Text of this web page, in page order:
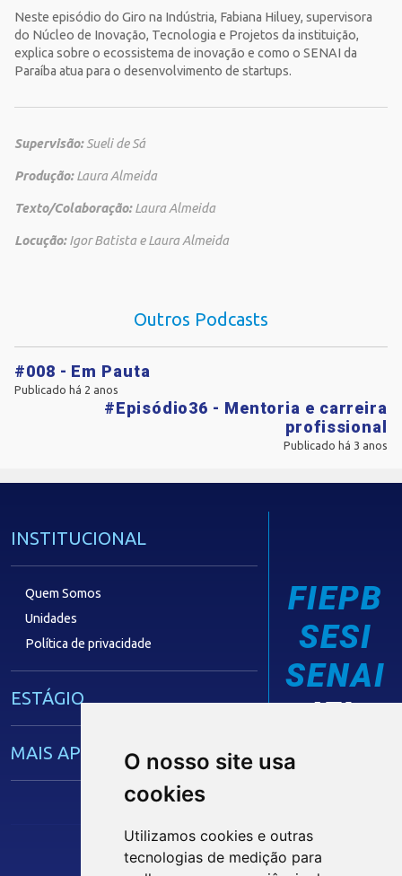
O nosso site usa
cookies
Utilizamos cookies e outras
tecnologias de medição para
Neste episódio do Giro na Indústria, Fabiana Hiluey, supervisora
do Núcleo de Inovação, Tecnologia e Projetos da instituição,
explica sobre o ecossistema de inovação e como o SENAI da
Paraíba atua para o desenvolvimento de startups.
Supervisão:Sueli de Sá
Produção:Laura Almeida
Texto/Colaboração:Laura Almeida
Locução:Igor Batista e Laura Almeida
Outros Podcasts
#008 - Em Pauta
Publicado há 2 anos
#Episódio36 - Mentoria e carreira
profissional
Publicado há 3 anos
INSTITUCIONAL
Quem Somos
Unidades
Política de privacidade
ESTÁGIO
MAIS APRENDIZ
CAPACITAÇÃO EMPRESARIAL
OPORTUNIDADES
FIEPB
SESI
SENAI
IEL